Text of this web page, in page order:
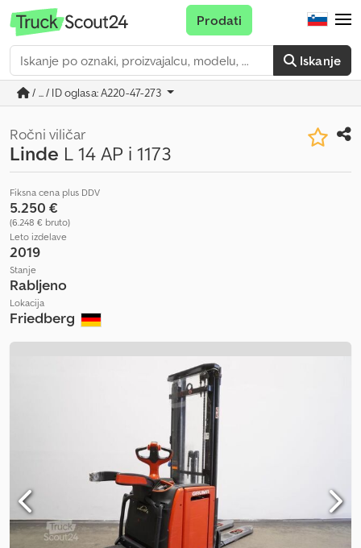
Iskanje
Prodati
/ ... / ID oglasa: A220-47-273
Ročni viličar
Linde L 14 AP i 1173
Fiksna cena plus DDV
5.250 €
(6.248 € bruto)
Leto izdelave
2019
Stanje
Rabljeno
Lokacija
Friedberg